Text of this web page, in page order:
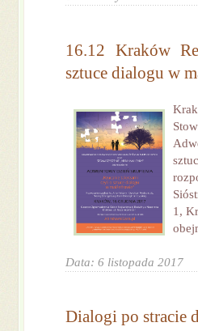
16.12 Kraków
sztuce dialogu w
1,
Data: 6 listopada 2017
Dialogi po stracie